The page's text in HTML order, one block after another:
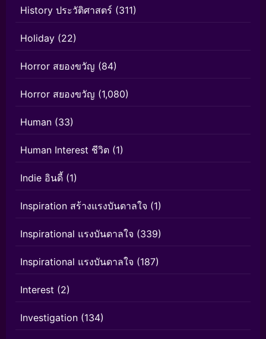
History ประวัติศาสตร์ (311)
Holiday (22)
Horror สยองขวัญ (84)
Horror สยองขวัญ (1,080)
Human (33)
Human Interest ชีวิต (1)
Indie อินดี้ (1)
Inspiration สร้างแรงบันดาลใจ (1)
Inspirational แรงบันดาลใจ (339)
Inspirational แรงบันดาลใจ (187)
Interest (2)
Investigation (134)